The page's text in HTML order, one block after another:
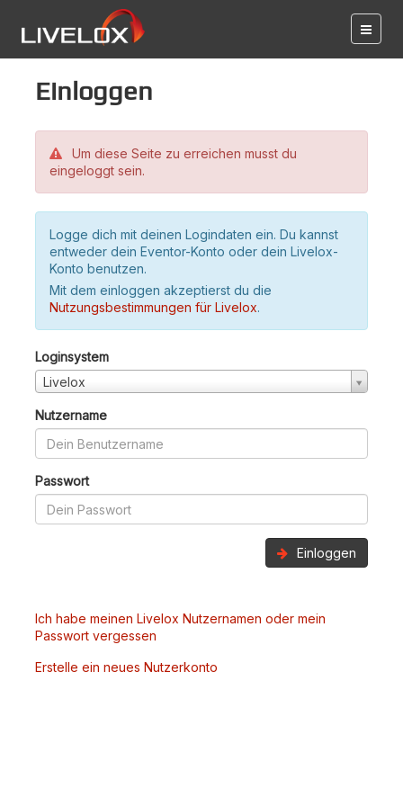
Einloggen
Um diese Seite zu erreichen musst du
eingeloggt sein.
Logge dich mit deinen Logindaten ein. Du kannst
entweder dein Eventor-Konto oder dein Livelox-
Konto benutzen.
Mit dem einloggen akzeptierst du die
Nutzungsbestimmungen für Livelox.
Loginsystem
Livelox
Nutzername
Passwort
Einloggen
Ich habe meinen Livelox Nutzernamen oder mein
Passwort vergessen
Erstelle ein neues Nutzerkonto